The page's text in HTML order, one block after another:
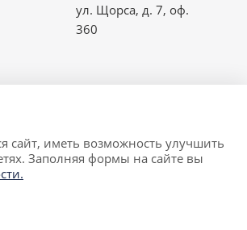
ул. Щорса, д. 7, оф.
360
публичной офертой,
сайт, иметь возможность улучшить
Заполняя формы на сайте вы